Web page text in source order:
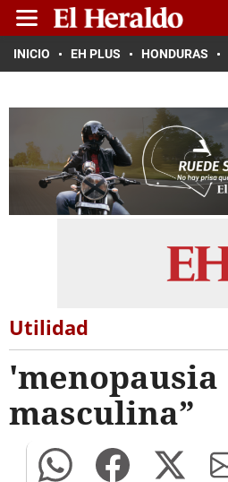
INICIO EH PLUS HONDURAS
Utilidad
'menopausia
masculina”